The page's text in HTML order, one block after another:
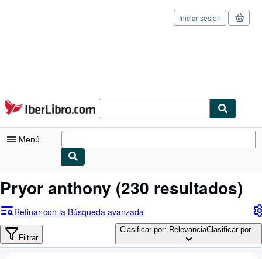
Pasar al contenido principal
IberLibro.com
Iniciar sesión
Menú
Consultar mis pedidos
Cerrar sesión
Búsqueda avanzada
Pryor anthony (230 resultados)
Refinar con la Búsqueda avanzada
Filtrar
Clasificar por: RelevanciaClasificar por...